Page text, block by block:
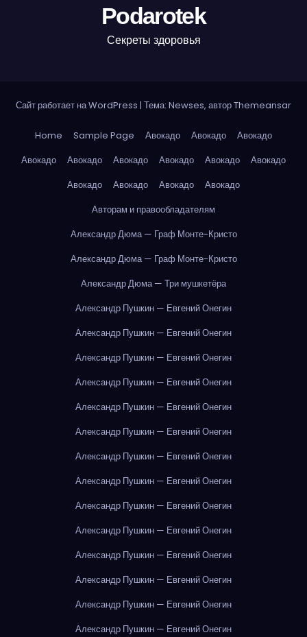
Podarotek
Секреты здоровья
Сайт работает на WordPress | Тема: Newses, авторThemeansar
Home Sample Page Авокадо Авокадо
Авокадо
Авокадо
Авокадо Авокадо Авокадо Авокадо
Авокадо
Авокадо
Авокадо Авокадо
Авокадо
Авторам и правообладателям
Александр Дюма — Граф Монте-Кристо
Александр Дюма — Граф Монте-Кристо
Александр Дюма — Три мушкетёра
Александр Пушкин — Евгений Онегин
Александр Пушкин — Евгений Онегин
Александр Пушкин — Евгений Онегин
Александр Пушкин — Евгений Онегин
Александр Пушкин — Евгений Онегин
Александр Пушкин — Евгений Онегин
Александр Пушкин — Евгений Онегин
Александр Пушкин — Евгений Онегин
Александр Пушкин — Евгений Онегин
Александр Пушкин — Евгений Онегин
Александр Пушкин — Евгений Онегин
Александр Пушкин — Евгений Онегин
Александр Пушкин — Евгений Онегин
Александр Пушкин — Евгений Онегин